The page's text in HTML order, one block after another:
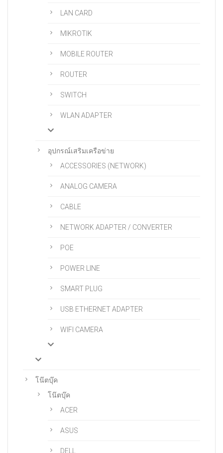
LAN CARD
MIKROTIK
MOBILE ROUTER
ROUTER
SWITCH
WLAN ADAPTER
อุปกรณ์เสริมเครือข่าย
ACCESSORIES (NETWORK)
ANALOG CAMERA
CABLE
NETWORK ADAPTER / CONVERTER
POE
POWER LINE
SMART PLUG
USB ETHERNET ADAPTER
WIFI CAMERA
โน๊ตบุ๊ค
โน๊ตบุ๊ค
ACER
ASUS
DELL